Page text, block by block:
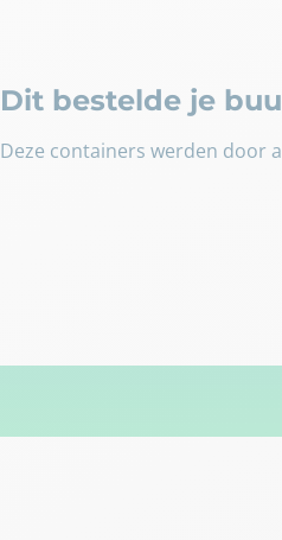
Dit bestelde je
Deze containers werden door